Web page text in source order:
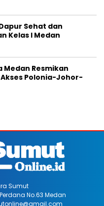
Sehat dan
Kelas I Medan
Medan Resmikan
Polonia-Johor-
Sumut
No.63 Medan